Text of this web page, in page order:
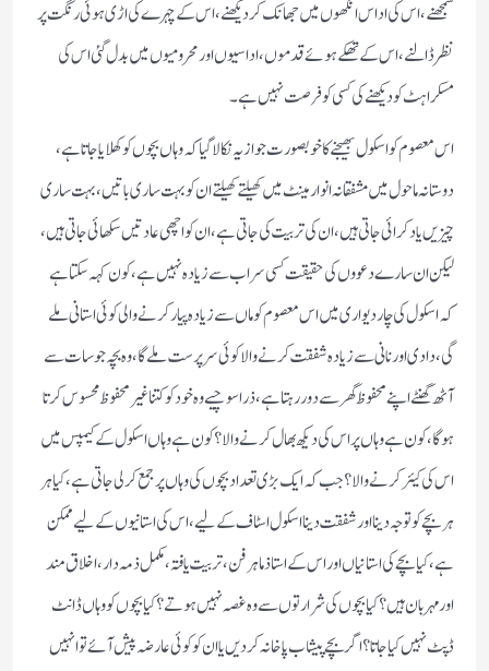
سمجھنے، اس کی اداس انکھوں میں جھانک کر دیکھنے، اس کے چہرے کی اڑی ہوئی رنگت پر
نظر ڈالنے، اس کے تھکے ہوئے قدموں، اداسیوں اور محرومیوں میں بدل گئی اس کی
مسکراہٹ کو دیکھنے کی کسی کو فرصت نہیں ہے۔
اس معصوم کو اسکول بھیجنے کا خوبصورت جواز یہ نکالا گیا کہ وہاں بچوں کو کھلایا جاتا ہے،
دوستانہ ماحول میں مشفقانہ انوارمینٹ میں کھیلتے کھیلتے ان کو بہت ساری باتیں، بہت ساری
چیزیں یاد کرائی جاتی ہیں، ان کی تربیت کی جاتی ہے، ان کو اچھی عادتیں سکھائی جاتی ہیں،
لیکن ان سارے دعووں کی حقیقت کسی سراب سے زیادہ نہیں ہے، کون کہہ سکتا ہے
کہ اسکول کی چار دیواری میں اس معصوم کو ماں سے زیادہ پیار کرنے والی کوئی استانی ملے
گی، دادی اور نانی سے زیادہ شفقت کرنے والا کوئی سرپرست ملے گا، وہ بچہ جو سات سے
آٹھ گھنٹے اپنے محفوظ گھر سے دور رہتا ہے، ذرا سوچیے وہ خود کو کتنا غیر محفوظ محسوس کرتا
ہوگا، کون ہے وہاں پر اس کی دیکھ بھال کرنے والا؟ کون ہے وہاں اسکول کے کیمپس میں
اس کی کیئر کرنے والا ؟ جب کہ ایک بڑی تعداد بچوں کی وہاں پر جمع کرلی جاتی ہے، کیا ہر
ہر بچے کو توجہ دینا اور شفقت دینا اسکول اسٹاف کے لیے، اس کی استانیوں کے لیے ممکن
ہے، کیا بچے کی استانیاں اور اس کے استاذ ماہر فن، تربیت یافتہ، مکمل ذمہ دار، اخلاق مند
اور مہربان ہیں؟ کیا بچوں کی شرارتوں سے وہ غصہ نہیں ہوتے؟ کیا بچوں کو وہاں ڈانٹ
ڈپٹ نہیں کیا جاتا؟ اگر بچے پیشاب پاخانہ کردیں یا ان کو کوئی عارضہ پیش آئے تو انہیں